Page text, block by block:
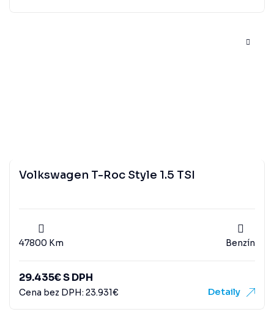
Volkswagen T-Roc Style 1.5 TSI
47800 Km Benzín
29.435€S DPH
Cena bez DPH: 23.931€ Detaily